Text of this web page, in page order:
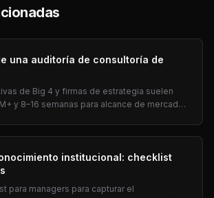
una auditoría de consultoría de
de Big 4 y firmas de estrategia suelen
y 8–16 semanas para alcance de mercado
institucional: checklist
para managers para capturar el